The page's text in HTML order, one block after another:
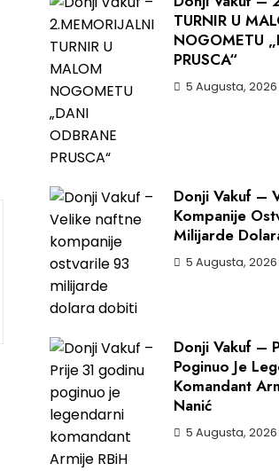
TURNIR U
NOGOMETU
PRUSCA“
5 Augusta, 2026
Donji Vakuf –
Kompanije
Milijarde
5 Augusta, 2026
Donji Vakuf –
Poginuo Je
Komandant
Nanić
5 Augusta, 2026